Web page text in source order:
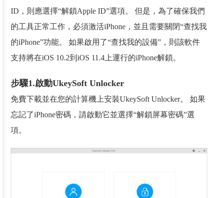
ID，則應選擇“解鎖Apple ID”選項。 但是，為了確保我們
的工具正常工作，必須激活iPhone，並且需要關閉“查找我
的iPhone”功能。 如果啟用了“查找我的設備”，則該軟件
支持將在iOS 10.2到iOS 11.4上運行的iPhone解鎖。
步驟1.啟動UkeySoft Unlocker
免費下載並在您的計算機上安裝UkeySoft Unlocker。 如果
忘記了iPhone密碼，請啟動它並選擇“解鎖屏幕密碼”選
項。